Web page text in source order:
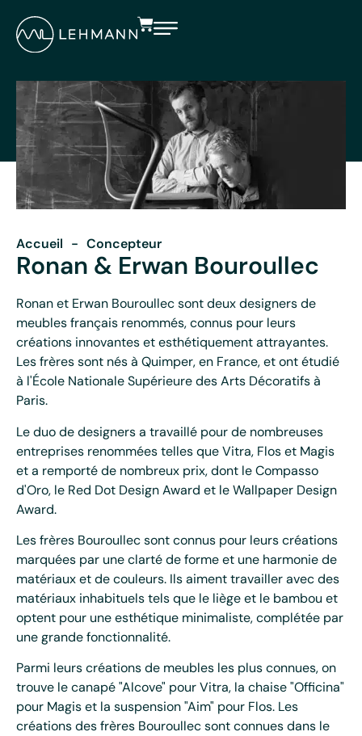
Accueil - Concepteur
Ronan & Erwan Bouroullec
Ronan et Erwan Bouroullec sont deux designers de
meubles français renommés, connus pour leurs
créations innovantes et esthétiquement attrayantes.
Les frères sont nés à Quimper, en France, et ont étudié
à l'École Nationale Supérieure des Arts Décoratifs à
Paris.
Le duo de designers a travaillé pour de nombreuses
entreprises renommées telles que Vitra, Flos et Magis
et a remporté de nombreux prix, dont le Compasso
d'Oro, le Red Dot Design Award et le Wallpaper Design
Award.
Les frères Bouroullec sont connus pour leurs créations
marquées par une clarté de forme et une harmonie de
matériaux et de couleurs. Ils aiment travailler avec des
matériaux inhabituels tels que le liège et le bambou et
optent pour une esthétique minimaliste, complétée par
une grande fonctionnalité.
Parmi leurs créations de meubles les plus connues, on
trouve le canapé "Alcove" pour Vitra, la chaise "Officina"
pour Magis et la suspension "Aim" pour Flos. Les
créations des frères Bouroullec sont connues dans le